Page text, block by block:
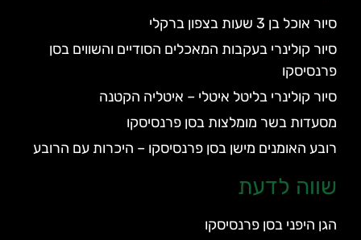
סיור אוכל בן 3 שעות בצפון ברקלי
סיור קולינרי בעקבות המאכלים הסודיים והשווים בסן
פרנסיסקו
סיור קולינרי בליטל איטלי – איטליה הקטנה
מסעדות בשר מומלצות בסן פרנסיסקו
רובע האומנים מישן בסן פרנסיסקו – היכרות עם הרובע
שווה לדעת
הגן היפני בסן פרנסיסקו